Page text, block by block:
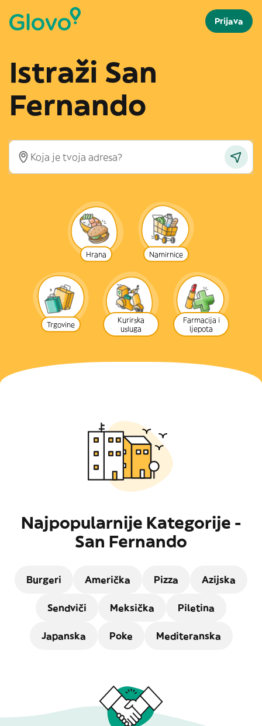
Prijava
Istraži San
Fernando
Hrana Namirnice
Trgovine
Kurirska
usluga
Farmacija i
ljepota
Najpopularnije Kategorije -
San Fernando
Burgeri Američka Pizza Azijska
Sendviči Meksička Piletina
Japanska Poke Mediteranska